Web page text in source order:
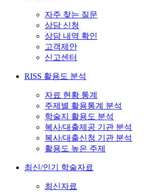
자주 찾는 질문
상담 신청
상담 내역 확인
고객제안
신고센터
RISS 활용도 분석
자료 현황 통계
주제별 활용통계 분석
학술지 활용도 분석
복사/대출제공 기관 분석
복사/대출신청 기관 분석
활용도 높은 주제
최신/인기 학술자료
최신자료